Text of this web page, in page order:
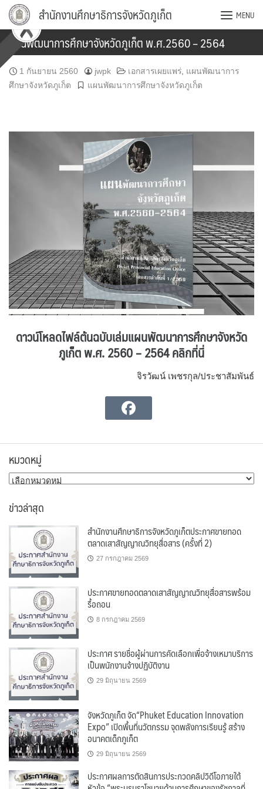
Skip
content
สำนักงานศึกษาธิการจังหวัดภูเก็ต MENU
แผนพัฒนาการศึกษาจังหวัดภูเก็ต พ.ศ.2560 – 2564
1 กันยายน 2560 jwpk เอกสารเผยแพร่ แผนพัฒนาการ
ศึกษาจังหวัดภูเก็ต
แผนพัฒนาการศึกษาจังหวัดภูเก็ต
ดาวน์โหลดไฟล์ต้นฉบับเล่มแผนพัฒนาการศึกษาจังหวัด
ภูเก็ต พ.ศ. 2560 – 2564 คลิกที่นี่
จิรวัฒน์ เพชรกุล/ประชาสัมพันธ์
หมวดหมู่
หมวด
ข่าวล่าสุด
สำนักงานศึกษาธิการจังหวัดภูเก็ตประกาศขายทอด
ตลาดเสาสัญญาณวิทยุสื่อสาร (ครั้งที่ 2)
27 กรกฎาคม 2569
ประกาศขายทอดตลาดเสาสัญญาณวิทยุสื่อสารพร้อม
รื้อถอน
8 กรกฎาคม 2569
ประกาศ รายชื่อผู้ผ่านการคัดเลือกเพื่อจ้างเหมาบริการ
เป็นพนักงานจ้างปฏิบัติงาน
29 มิถุนายน 2569
จังหวัดภูเก็ต จัด“Phuket Education Innovation
Expo” เปิดพื้นที่นวัตกรรม จุดพลังการเรียนรู้ สร้าง
อนาคตเด็กภูเก็ต
29 มิถุนายน 2569
ประกาศผลการตัดสินการประกวดคลิปวิดีโอภายใต้